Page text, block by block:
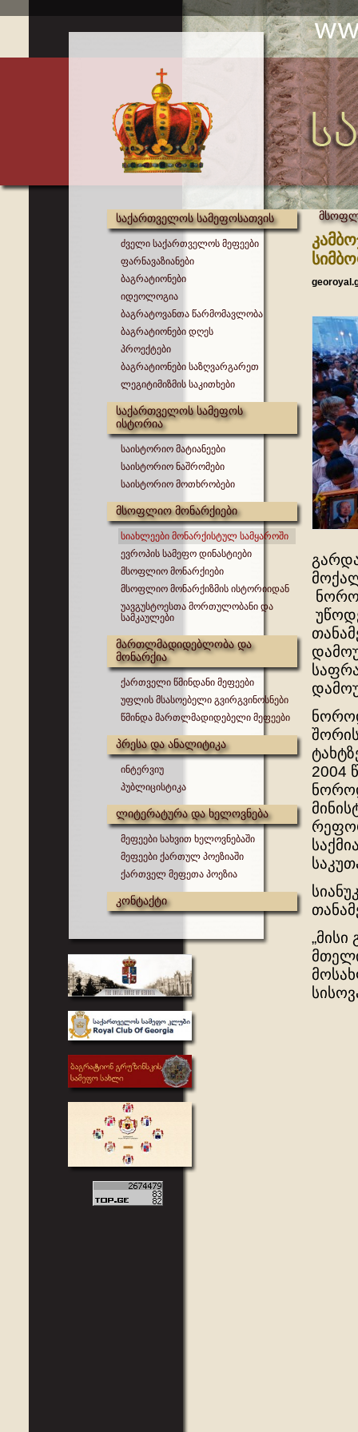
საქართველოს სამეფოსათვის
ძველი საქართველოს მეფეები
ფარნავაზიანები
ბაგრატიონები
იდეოლოგია
ბაგრატოვანთა წარმომავლობა
ბაგრატიონები დღეს
პროექტები
ბაგრატიონები საზღვარგარეთ
ლეგიტიმიზმის საკითხები
საქართველოს სამეფოს
ისტორია
საისტორიო მატიანეები
საისტორიო ნაშრომები
საისტორიო მოთხრობები
მსოფლიო მონარქიები
სიახლეები მონარქისტულ სამყაროში
ევროპის სამეფო დინასტიები
მსოფლიო მონარქიები
მსოფლიო მონარქიზმის ისტორიიდან
უავგუსტოესთა მორთულობანი და
სამკაულები
მართლმადიდებლობა და
მონარქია
ქართველი წმინდანი მეფეები
უფლის მსასოებელი გვირგვინოსნები
წმინდა მართლმადიდებელი მეფეები
პრესა და ანალიტიკა
ინტერვიუ
პუბლიცისტიკა
ლიტერატურა და ხელოვნება
მეფეები სახვით ხელოვნებაში
მეფეები ქართულ პოეზიაში
ქართველ მეფეთა პოეზია
კონტაქტი
2004